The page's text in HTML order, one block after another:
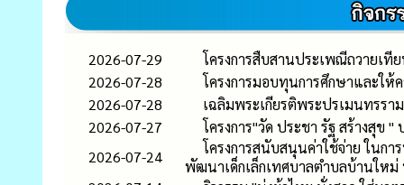
2026-07-29
โครงการสืบสานประเพณีถวายเ
2026-07-28
โครงการมอบทุนการศึกษาและใ
2026-07-28
เฉลิมพระเกียรติพระปรเมนทรรา
2026-07-27
โครงการ"วัด ประชา รัฐ สร้างสุข
2026-07-24
โครงการสนับสนุนค่าใช้จ่าย ในก
พัฒนาเด็กเล็กเทศบาลตำบลบ้านให